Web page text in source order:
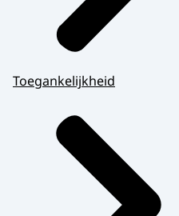
Toegankelijkheid